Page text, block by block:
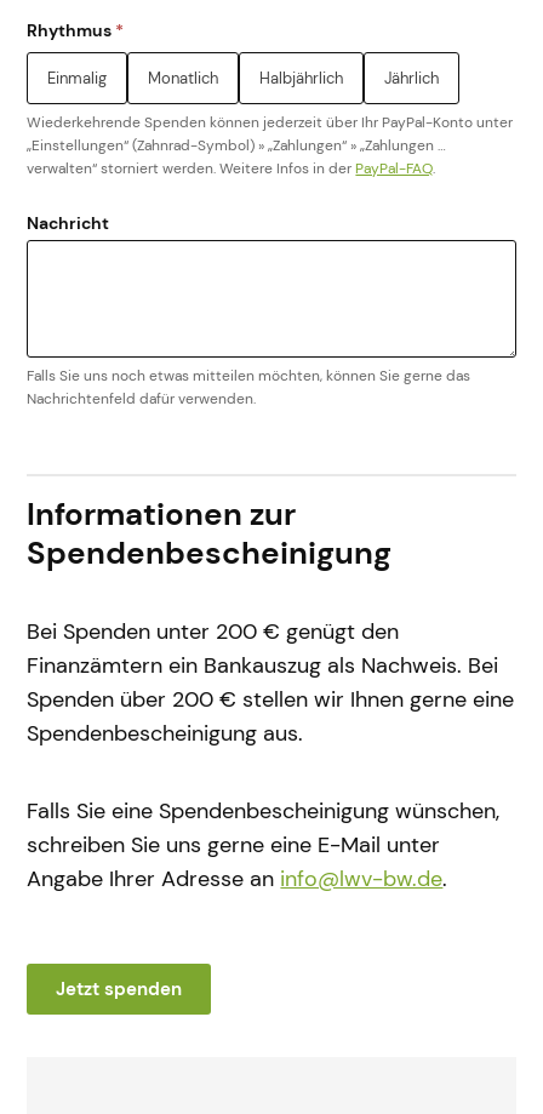
Rhythmus *
Einmalig Monatlich Halbjährlich Jährlich
Wiederkehrende Spenden können jederzeit über Ihr PayPal-Konto unter
„Einstellungen“ (Zahnrad-Symbol) » „Zahlungen“ » „Zahlungen …
verwalten“ storniert werden. Weitere Infos in der PayPal-FAQ.
Nachricht
Falls Sie uns noch etwas mitteilen möchten, können Sie gerne das
Nachrichtenfeld dafür verwenden.
Informationen zur
Spendenbescheinigung
Bei Spenden unter 200 € genügt den
Finanzämtern ein Bankauszug als Nachweis. Bei
Spenden über 200 € stellen wir Ihnen gerne eine
Spendenbescheinigung aus.
Falls Sie eine Spendenbescheinigung wünschen,
schreiben Sie uns gerne eine E-Mail unter
Angabe Ihrer Adresse an info@lwv-bw.de.
Jetzt spenden